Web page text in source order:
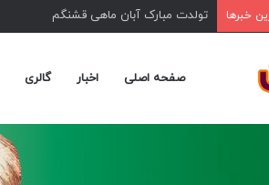
خبرها تولدت مبارک آبان ماهی قشنگم
صفحه اصلی اخبار گالری